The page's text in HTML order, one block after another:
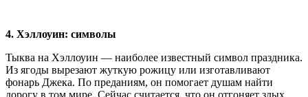
4. Хэллоуин: символы
Тыква на Хэллоуин — наиболее известный символ праздника.
Из ягоды вырезают жуткую рожицу или изготавливают
фонарь Джека. По преданиям, он помогает душам найти
дорогу в том мире. Сейчас считается, что он отгоняет злых